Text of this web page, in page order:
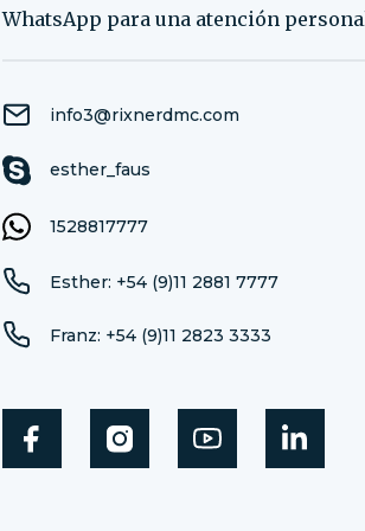
WhatsApp para una atención
info3@rixnerdmc.com
esther_faus
1528817777
Esther: +54 (9)11 2881 7777
Franz: +54 (9)11 2823 3333